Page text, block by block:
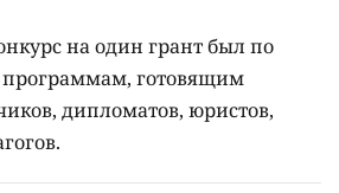
на один грант был по
готовящим
дипломатов, юристов,